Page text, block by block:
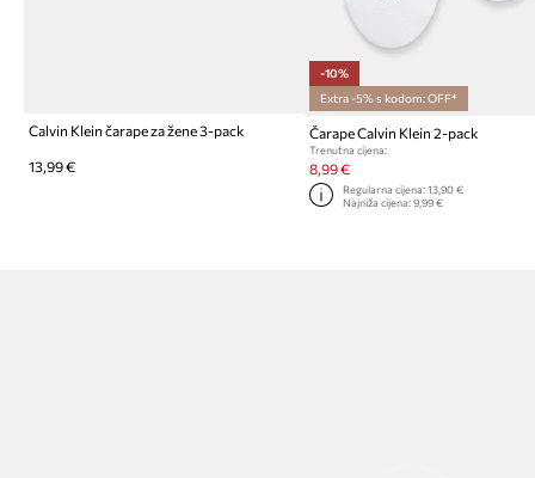
Calvin Klein čarape za žene 3-pack
13,99 €
-10%
Extra -5% s kodom: OFF*
Čarape Calvin Klein 2-pack
Trenutna cijena:
8,99 €
Regularna cijena: 13,90 €
Najniža cijena: 9,99 €